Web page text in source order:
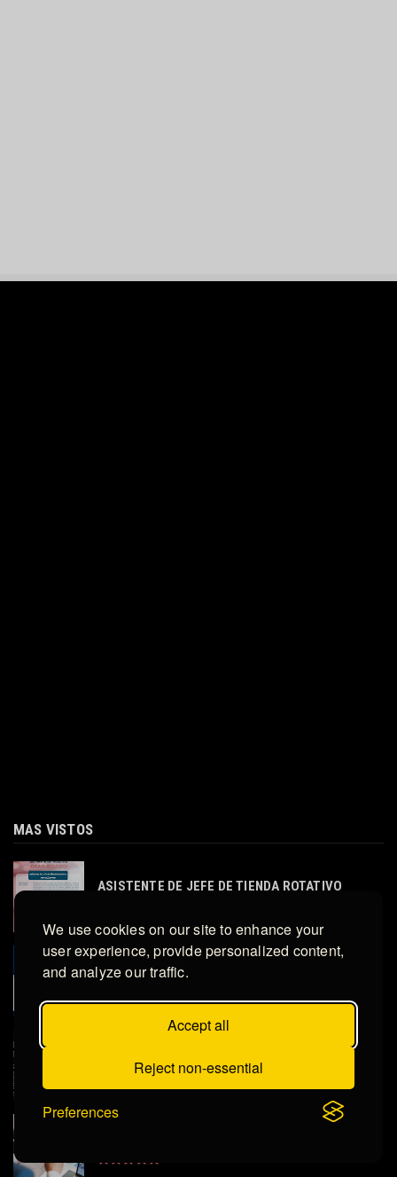
We use cookies on our site to enhance your
user experience, provide personalized content,
and analyze our traffic.
Accept all
Reject non-essential
Preferences
MAS VISTOS
ASISTENTE DE JEFE DE TIENDA ROTATIVO
ASESOR DE VENTAS